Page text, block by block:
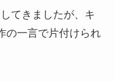
てきましたが、キ
の一言で片付けられ